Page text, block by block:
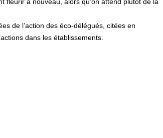
de l’action des éco-délégués, citées en
dans les établissements.